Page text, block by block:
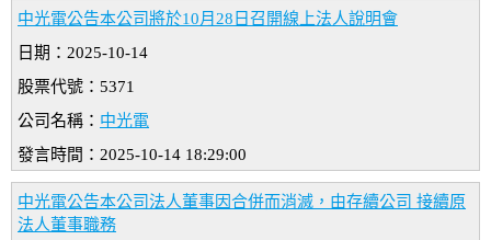
中光電公告本公司將於10月28日召開線上法人說明會
日期：2025-10-14
股票代號：5371
公司名稱： 中光電
發言時間：2025-10-14 18:29:00
中光電公告本公司法人董事因合併而消滅，由存續公司 接續原
法人董事職務